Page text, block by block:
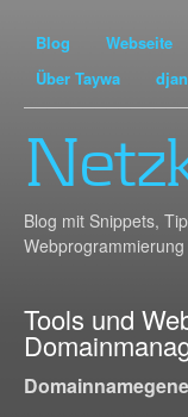
Blog Webseite
Über Taywa
Blog mit Snippets,
Tools und